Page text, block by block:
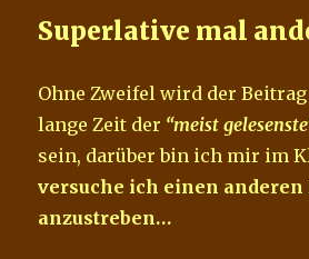
Superlative mal
Ohne Zweifel wird der
lange Zeit der “meist
sein, darüber bin ich mir im
versuche ich einen
anzustreben…